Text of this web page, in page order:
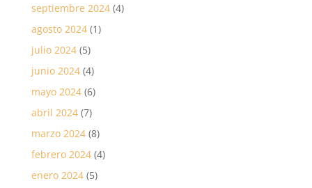
septiembre 2024(4)
agosto 2024(1)
julio 2024(5)
junio 2024(4)
mayo 2024(6)
abril 2024(7)
marzo 2024(8)
febrero 2024(4)
enero 2024(5)